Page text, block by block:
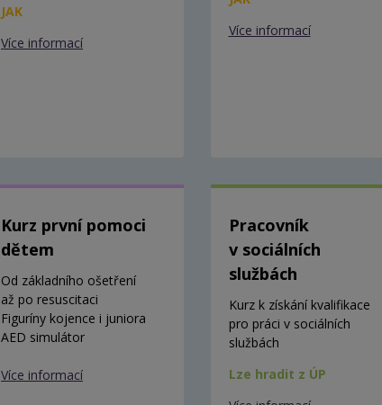
JAK
Více informací
Více informací
Kurz první pomoci
dětem
Od základního ošetření
až po resuscitaci
Figuríny kojence i juniora
AED simulátor
Více informací
Pracovník
v sociálních
službách
Kurz k získání kvalifikace
pro práci v sociálních
službách
Lze hradit z ÚP